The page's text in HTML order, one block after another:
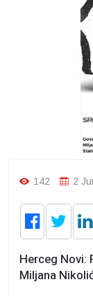
142 2
Herceg Novi:
Miljana